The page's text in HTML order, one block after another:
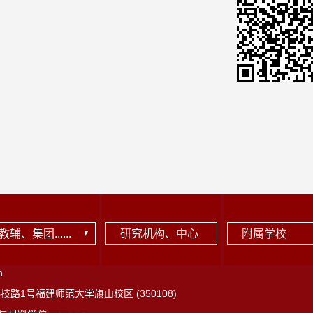
辅、集团...... 研究机构、中心 附属学校
路1号福建师范大学旗山校区 (350108)